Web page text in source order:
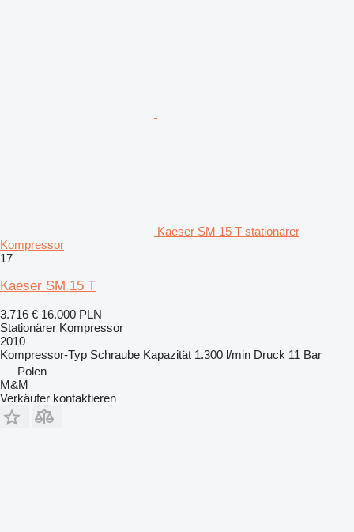
Kaeser SM 15 T stationärer
Kompressor
17
Kaeser SM 15 T
3.716 € 16.000 PLN
Stationärer Kompressor
2010
Kompressor-Typ Schraube Kapazität 1.300 l/min Druck 11 Bar
Polen
M&M
Verkäufer kontaktieren